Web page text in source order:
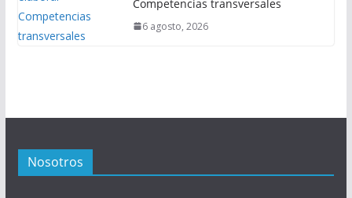
Competencias transversales
6 agosto, 2026
Nosotros